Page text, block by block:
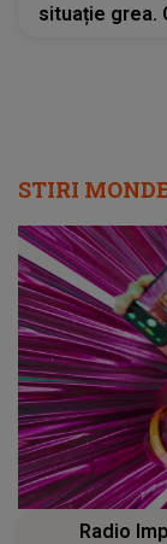
situație grea.
STIRI
Radio